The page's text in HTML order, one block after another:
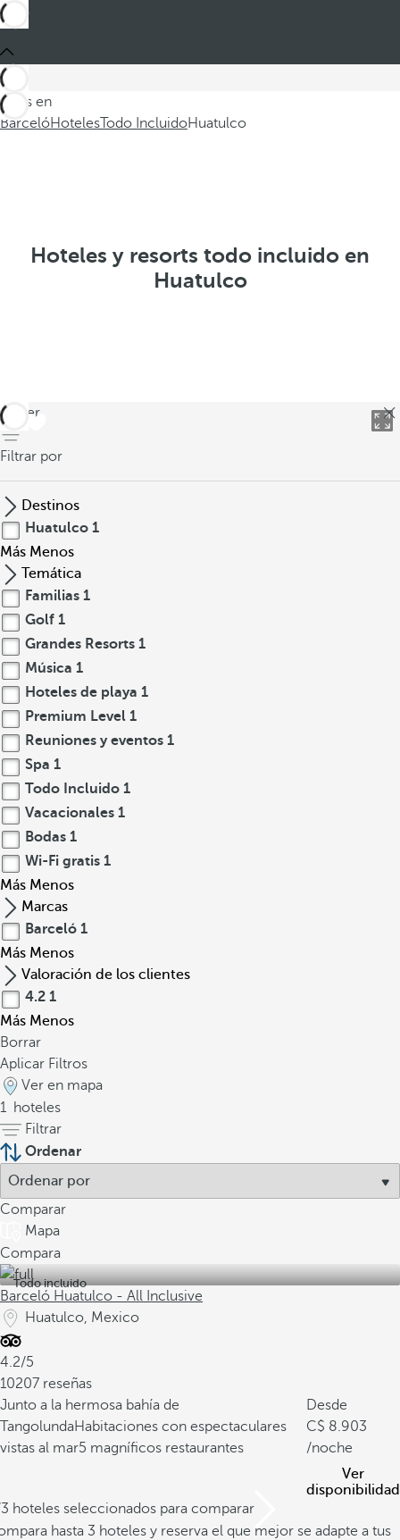
Estás en
BarcelóHotelesTodo IncluidoHuatulco
Hoteles y resorts todo incluido en
Huatulco
volver
Filtrar por
Destinos
Huatulco 1
Más Menos
Temática
Familias 1
Golf 1
Grandes Resorts 1
Música 1
Hoteles de playa 1
Premium Level 1
Reuniones y eventos 1
Spa 1
Todo Incluido 1
Vacacionales 1
Bodas 1
Wi-Fi gratis 1
Más Menos
Marcas
Barceló 1
Más Menos
Valoración de los clientes
4.2 1
Más Menos
Borrar
Aplicar Filtros
Ver en mapa
1 hoteles
Filtrar
Ordenar
Comparar
Mapa
Compara
Todo incluido
Barceló Huatulco - All Inclusive
Huatulco, Mexico
4.2/5
10207 reseñas
Junto a la hermosa bahía de
TangolundaHabitaciones con espectaculares
vistas al mar5 magníficos restaurantes
Desde
8.903
/noche
Ver
disponibilidad
hoteles seleccionados para comparar
hasta 3 hoteles y reserva el que mejor se adapte a tus